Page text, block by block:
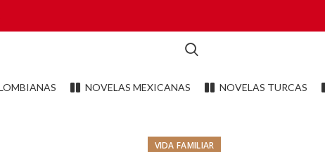
NOVELAS MEXICANAS NOVELAS TURCAS
VIDA FAMILIAR